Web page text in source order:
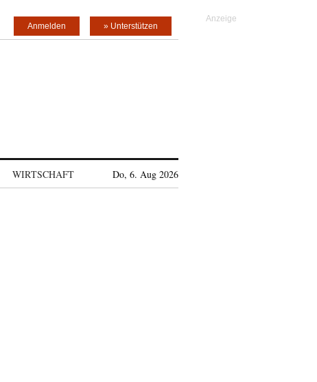
» Unterstützen
Anmelden
WIRTSCHAFT Do, 6. Aug 2026